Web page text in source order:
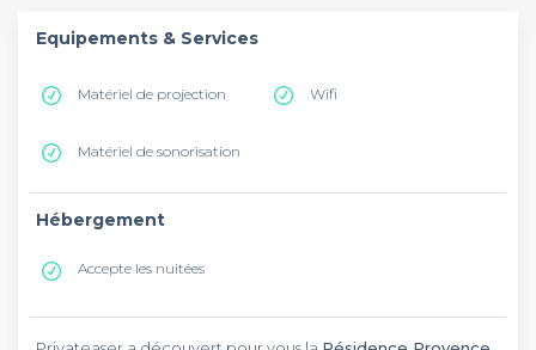
Equipements & Services
Matériel de projection Wifi
Matériel de sonorisation
Hébergement
Accepte les nuitées